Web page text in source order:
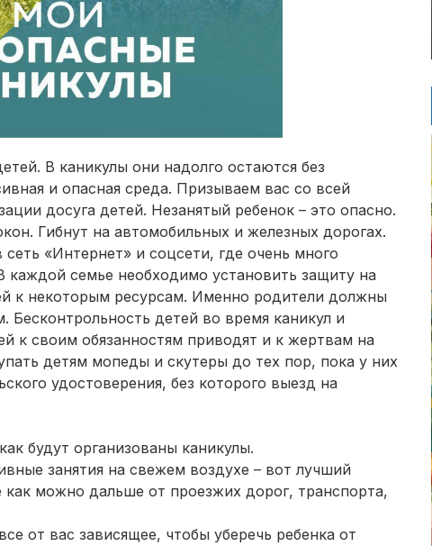
В каникулы они надолго остаются без
и опасная среда. Призываем вас со всей
досуга детей. Незанятый ребенок – это опасно.
Гибнут на автомобильных и железных дорогах.
«Интернет» и соцсети, где очень много
каждой семье необходимо установить защиту на
к некоторым ресурсам. Именно родители должны
Бесконтрольность детей во время каникул и
к своим обязанностям приводят и к жертвам на
детям мопеды и скутеры до тех пор, пока у них
удостоверения, без которого выезд на
будут организованы каникулы.
занятия на свежем воздухе – вот лучший
можно дальше от проезжих дорог, транспорта,
от вас зависящее, чтобы уберечь ребенка от